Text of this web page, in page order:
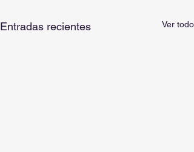
Entradas recientes Ver todo